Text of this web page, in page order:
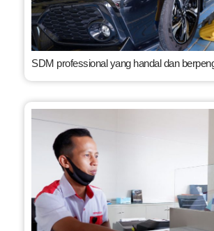
SDM professional yang handal dan